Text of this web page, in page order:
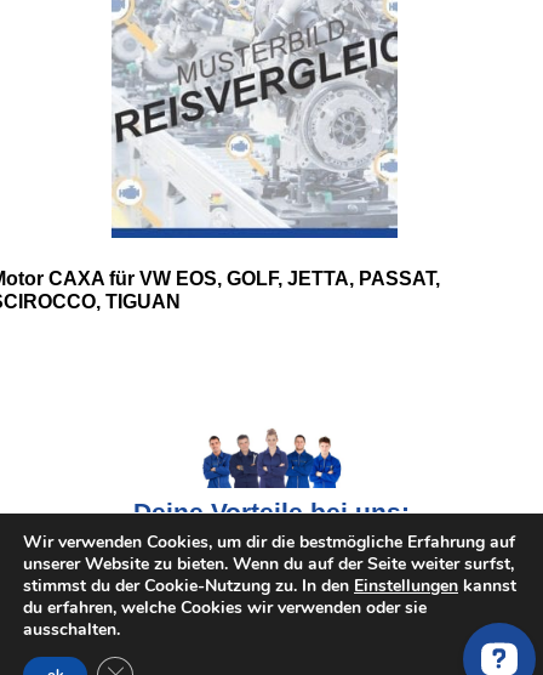
CAXA für VW EOS, GOLF, JETTA, PASSAT,
TIGUAN
Deine Vorteile bei uns:
Riesen Auswahl an gebrauchte Motoren
Vertraute und verifizierte Partner und Online-Shops
Bis zu 65% sparen durch den Preisvergleich
Wir verwenden Cookies, um dir die bestmögliche Erfahrung auf
unserer Website zu bieten. Wenn du auf der Seite weiter surfst,
stimmst du der Cookie-Nutzung zu. In den Einstellungen kannst
du erfahren, welche Cookies wir verwenden oder sie
ausschalten.
GDPR Cookie-Banner schließen